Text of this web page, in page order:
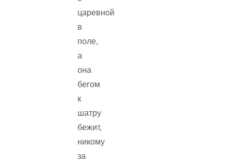
царевной
в
поле,
а
она
бегом
к
шатру
бежит,
никому
за